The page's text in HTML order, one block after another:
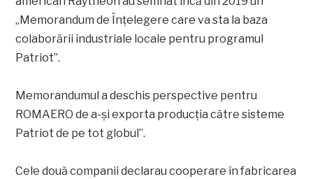
„Memorandum de Înțelegere care va sta la baza
colaborării industriale locale pentru programul
Patriot”.
Memorandumul a deschis perspective pentru
ROMAERO de a-și exporta producția către sisteme
Patriot de pe tot globul”.
Cele două companii declarau cooperare în fabricarea